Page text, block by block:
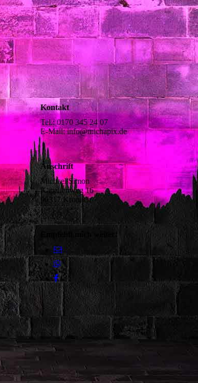
Kontakt
Tel.: 0170 345 24 07
E-Mail: info@michapix.de
Anschrift
Michael Simon
Kapellenweg 16
96317 Kronach